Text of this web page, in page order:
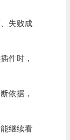
失败成
件时，
依据，
继续看